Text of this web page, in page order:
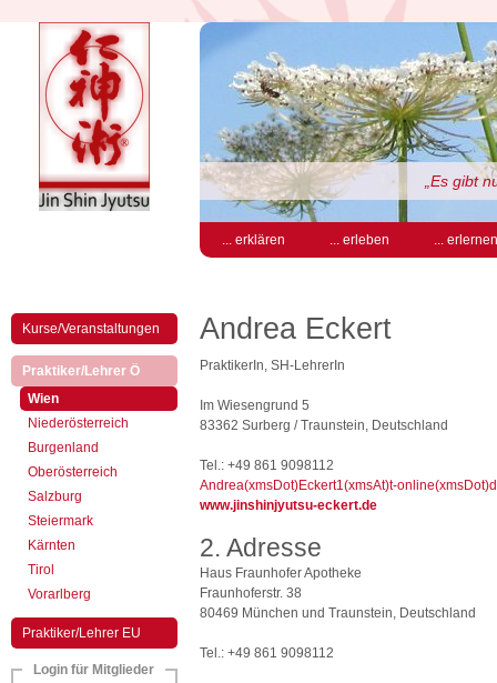
„Es gibt
... erklären ... erleben ... erlernen
Kurse/Veranstaltungen
Praktiker/Lehrer Ö(aktiv)
Wien(aktiv)
Niederösterreich
Burgenland
Oberösterreich
Salzburg
Steiermark
Kärnten
Tirol
Vorarlberg
Praktiker/Lehrer EU
Login für Mitglieder
Andrea Eckert
PraktikerIn, SH-LehrerIn
Im Wiesengrund 5
83362 Surberg / Traunstein, Deutschland
Tel.: +49 861 9098112
Andrea(xmsDot)Eckert1(xmsAt)t-
www.jinshinjyutsu-eckert.de
2. Adresse
Haus Fraunhofer Apotheke
Fraunhoferstr. 38
80469 München und Traunstein, Deutschland
Tel.: +49 861 9098112